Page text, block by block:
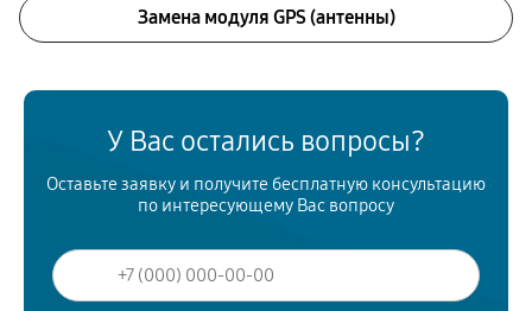
Замена модуля GPS (антенны)
У Вас остались вопросы?
Оставьте заявку и получите бесплатную консультацию
по интересующему Вас вопросу